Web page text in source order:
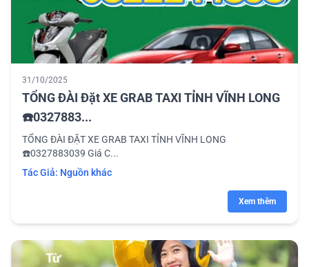
31/10/2025
TỔNG ĐÀI Đặt XE GRAB TAXI TỈNH VĨNH LONG
☎️0327883...
TỔNG ĐÀI ĐẶT XE GRAB TAXI TỈNH VĨNH LONG
☎️0327883039 Giá C...
Tác Giả: Nguồn khác
Xem thêm